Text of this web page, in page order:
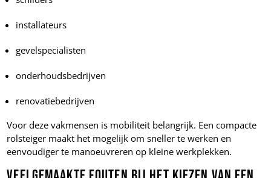
installateurs
gevelspecialisten
onderhoudsbedrijven
renovatiebedrijven
Voor deze vakmensen is mobiliteit belangrijk. Een compacte
rolsteiger maakt het mogelijk om sneller te werken en
eenvoudiger te manoeuvreren op kleine werkplekken.